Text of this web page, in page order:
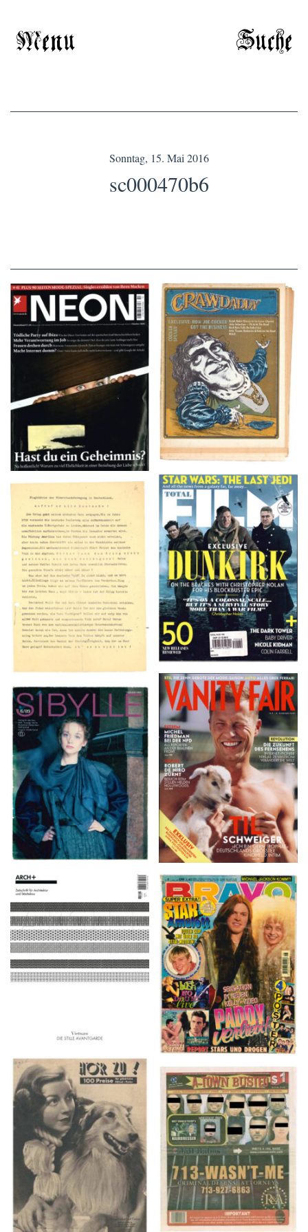
Menu Suche
Sonntag, 15. Mai 2016
sc000470b6
NEON – OKTOBER
2008
Crawdaddy – June/11/72
TOTAL FILM #260 –
SUMMER 2017
Flugblätter der Weissen
Rose – V, Januar 1943
VANITY FAIR – Nr. 7 –
8. Februar 2007
SIBYLLE 6/89
ARCH+ Nr. 226, Herbst
2016
BRAVO – Nr. 8, 13. Febr.
1997
HÖR ZU! – 1949,
NUMMER 10, Woche
vom 27. Februar bis 05.
März
A-TOWN BUSTED –
8/15/16–9/1/16